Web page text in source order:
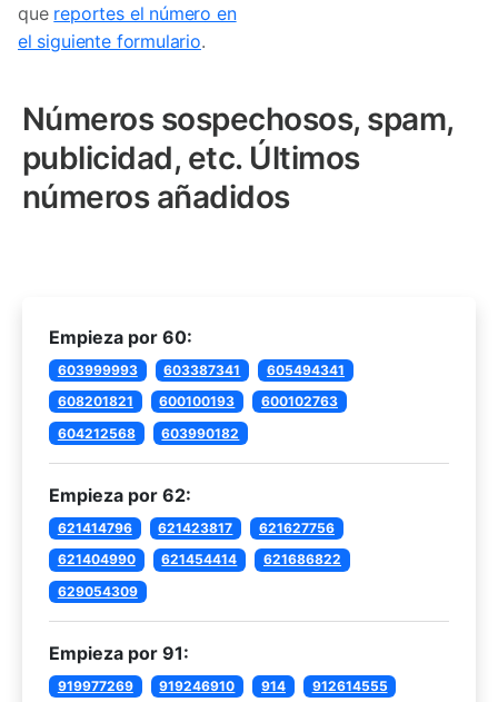
que reportes el número en
el siguiente formulario.
Números sospechosos, spam,
publicidad, etc. Últimos
números añadidos
Empieza por 60:
603999993 603387341
605494341
608201821
600100193
600102763
604212568
603990182
Empieza por 62:
621414796 621423817
621627756
621404990
621454414
621686822
629054309
Empieza por 91:
919977269 919246910 914
912614555